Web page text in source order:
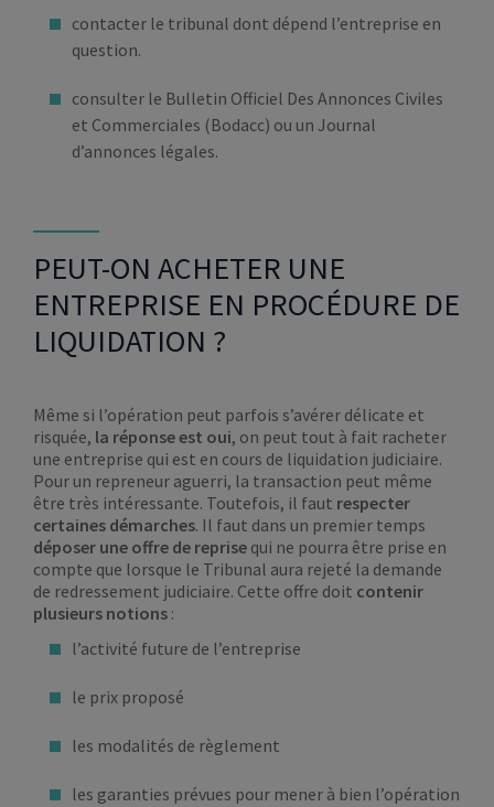
contacter le tribunal dont dépend l’entreprise en
question.
consulter le Bulletin Officiel Des Annonces Civiles
et Commerciales (Bodacc) ou un Journal
d’annonces légales.
PEUT-ON ACHETER UNE
ENTREPRISE EN PROCÉDURE DE
LIQUIDATION ?
Même si l’opération peut parfois s’avérer délicate et
risquée, la réponse est oui, on peut tout à fait racheter
une entreprise qui est en cours de liquidation judiciaire.
Pour un repreneur aguerri, la transaction peut même
être très intéressante. Toutefois, il faut respecter
certaines démarches. Il faut dans un premier temps
déposer une offre de reprise qui ne pourra être prise en
compte que lorsque le Tribunal aura rejeté la demande
de redressement judiciaire. Cette offre doit contenir
plusieurs notions :
l’activité future de l’entreprise
le prix proposé
les modalités de règlement
les garanties prévues pour mener à bien l’opération